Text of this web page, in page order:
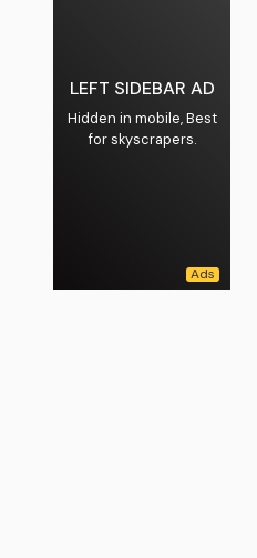
LEFT SIDEBAR AD
Hidden in mobile, Best
for skyscrapers.